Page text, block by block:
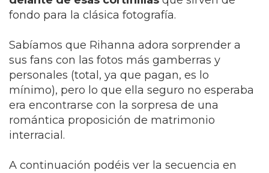
fondo para la clásica fotografía.
Sabíamos que Rihanna adora sorprender a
sus fans con las fotos más gamberras y
personales (total, ya que pagan, es lo
mínimo), pero lo que ella seguro no esperaba
era encontrarse con la sorpresa de una
romántica proposición de matrimonio
interracial.
A continuación podéis ver la secuencia en